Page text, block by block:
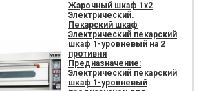
Жарочный шкаф 1х2
Электрический.
Пекарский шкаф
Электрический пекарский
шкаф 1-уровневый на 2
противня
Предназначение:
Электрический пекарский
шкаф 1-уровневый